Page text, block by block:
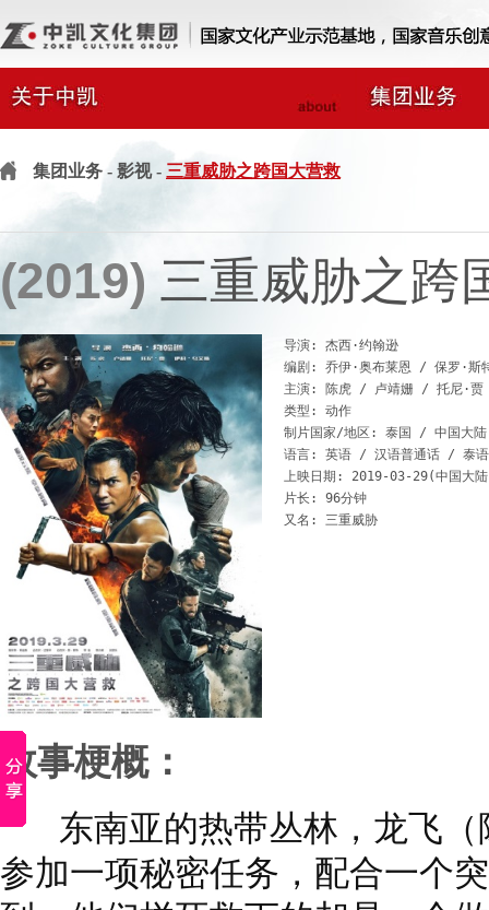
集团业务 - 影视 - 三重威胁之跨国大营救
(2019) 三重威胁之跨
导演: 杰西·约翰逊
编剧: 乔伊·奥布莱恩 / 保罗·斯
主演: 陈虎 / 卢靖姗 / 托尼·
类型: 动作
制片国家/地区: 泰国 / 中国大
语言: 英语 / 汉语普通话 / 泰
上映日期: 2019-03-29(中国
片长: 96分钟
又名: 三重威胁
故事梗概：
东南亚的热带丛林，龙飞（
参加一项秘密任务，配合一个